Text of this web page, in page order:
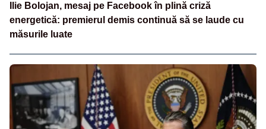
Ilie Bolojan, mesaj pe Facebook în plină criză
energetică: premierul demis continuă să se laude cu
măsurile luate